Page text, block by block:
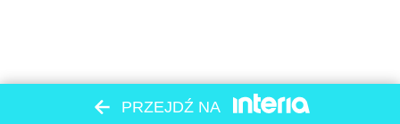
PRZEJDŹ NA